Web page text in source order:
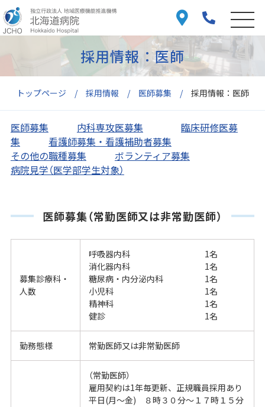
トップページ 採用情報 医師募集 採用情報：医師
採用情報：医師
医師募集 内科専攻医募集
臨床研修医募
集
看護師募集・看護補助者募集
その他の職種募集
ボランティア募集
病院見学（医学部学生対象）
医師募集（常勤医師又は非常勤医師）
募集診療科・
人数
呼吸器内科
1名
消化器内科
1名
糖尿病・内分泌内科
1名
小児科
1名
精神科
1名
健診
1名
勤務態様 常勤医師又は非常勤医師
（常勤医師）
雇用契約は1年毎更新、正規職員採用あり
平日(月～金) ８時３０分～１７時１５分